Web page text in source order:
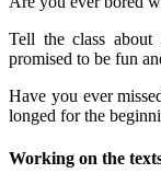
Tell the class
promised to be fun
Have you ever
longed for the
Working on the